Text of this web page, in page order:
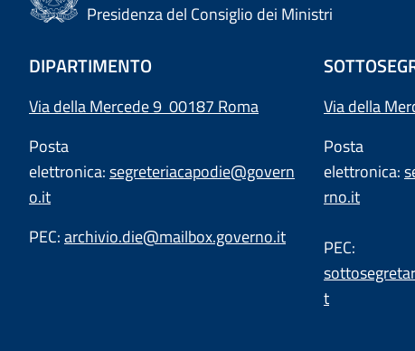
Presidenza del Consiglio dei Ministri
DIPARTIMENTO
Via della Mercede 9 00187 Roma
Posta
elettronica:segreteriacapodie@govern
o.it
PEC:archivio.die@mailbox.governo.it
Via della
Posta
elettronica:
rno.it
PEC:
t